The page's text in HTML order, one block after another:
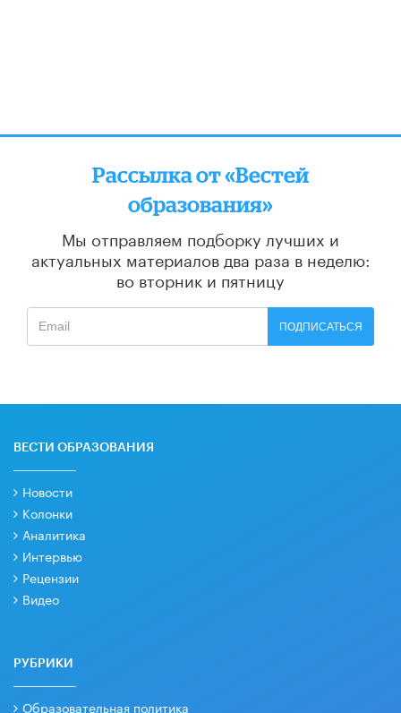
Рассылка от «Вестей
образования»
Мы отправляем подборку лучших и
актуальных материалов два раза в неделю:
во вторник и пятницу
ПОДПИСАТЬСЯ
ВЕСТИ ОБРАЗОВАНИЯ
Новости
Колонки
Аналитика
Интервью
Рецензии
Видео
РУБРИКИ
Образовательная политика